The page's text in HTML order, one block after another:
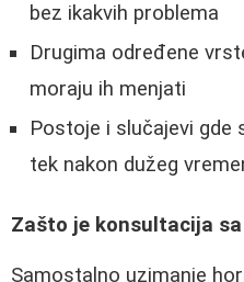
bez ikakvih problema
Drugima određene
moraju ih menjati
Postoje i slučajevi gde
tek nakon dužeg
Zašto je konsultacija
Samostalno uzimanje